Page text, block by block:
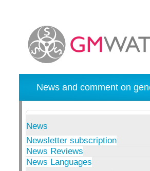
News and comment on
News
Newsletter subscription
News Reviews
News Languages